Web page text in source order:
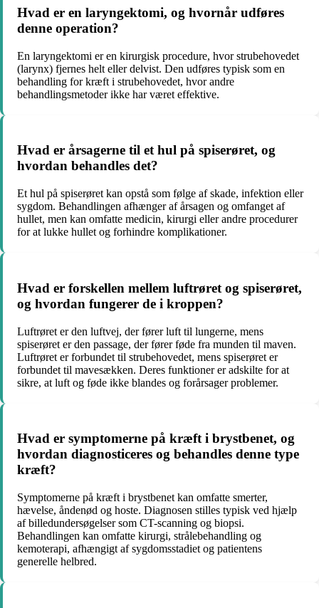
Hvad er en laryngektomi, og hvornår udføres
denne operation?
En laryngektomi er en kirurgisk procedure, hvor strubehovedet
(larynx) fjernes helt eller delvist. Den udføres typisk som en
behandling for kræft i strubehovedet, hvor andre
behandlingsmetoder ikke har været effektive.
Hvad er årsagerne til et hul på spiserøret, og
hvordan behandles det?
Et hul på spiserøret kan opstå som følge af skade, infektion eller
sygdom. Behandlingen afhænger af årsagen og omfanget af
hullet, men kan omfatte medicin, kirurgi eller andre procedurer
for at lukke hullet og forhindre komplikationer.
Hvad er forskellen mellem luftrøret og spiserøret,
og hvordan fungerer de i kroppen?
Luftrøret er den luftvej, der fører luft til lungerne, mens
spiserøret er den passage, der fører føde fra munden til maven.
Luftrøret er forbundet til strubehovedet, mens spiserøret er
forbundet til mavesækken. Deres funktioner er adskilte for at
sikre, at luft og føde ikke blandes og forårsager problemer.
Hvad er symptomerne på kræft i brystbenet, og
hvordan diagnosticeres og behandles denne type
kræft?
Symptomerne på kræft i brystbenet kan omfatte smerter,
hævelse, åndenød og hoste. Diagnosen stilles typisk ved hjælp
af billedundersøgelser som CT-scanning og biopsi.
Behandlingen kan omfatte kirurgi, strålebehandling og
kemoterapi, afhængigt af sygdomsstadiet og patientens
generelle helbred.